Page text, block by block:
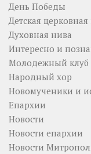
День Победы
Детская
Духовная нива
Интересно и
Молодежный клуб
Народный хор
Новомученики и
Епархии
Новости
Новости епархии
Новости